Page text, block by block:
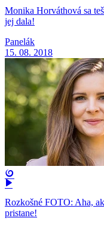
Monika Horváthová sa
jej dala!
Panelák
15. 08. 2018
Rozkošné FOTO: Aha,
pristane!